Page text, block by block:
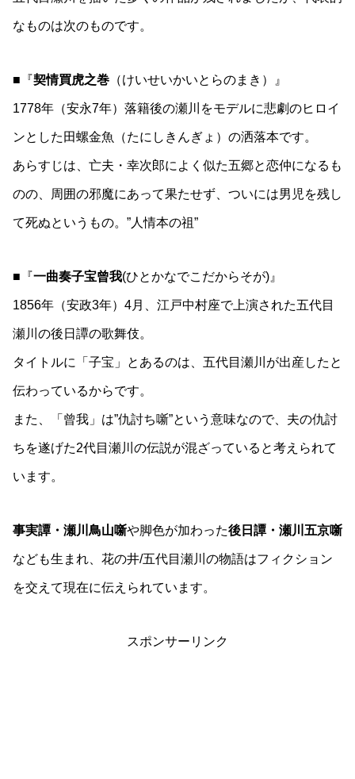
なものは次のものです。
■『契情買虎之巻 （けいせいかいとらのまき）』
1778年（安永7年）落籍後の瀬川をモデルに悲劇のヒロイ
ンとした田螺金魚（たにしきんぎょ）の洒落本です。
あらすじは、亡夫・幸次郎によく似た五郷と恋仲になるも
のの、周囲の邪魔にあって果たせず、ついには男児を残し
て死ぬというもの。”人情本の祖”
■『一曲奏子宝曾我(ひとかなでこだからそが)』
1856年（安政3年）4月、江戸中村座で上演された五代目
瀬川の後日譚の歌舞伎。
タイトルに「子宝」とあるのは、五代目瀬川が出産したと
伝わっているからです。
また、「曾我」は”仇討ち噺”という意味なので、夫の仇討
ちを遂げた2代目瀬川の伝説が混ざっていると考えられて
います。
事実譚・瀬川鳥山噺や脚色が加わった後日譚・瀬川五京噺
なども生まれ、花の井/五代目瀬川の物語はフィクション
を交えて現在に伝えられています。
スポンサーリンク